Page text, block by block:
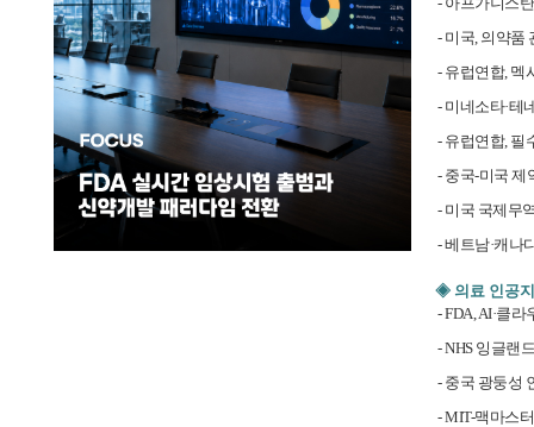
- 미국, 의약품
- 유럽연합, 멕
- 미네소타·테
- 유럽연합, 필
- 중국-미국 제
- 미국 국제무
- 베트남·캐나
◈ 의료 인공
- FDA, AI·클
- NHS 잉글랜
- 중국 광둥성
- MIT-맥마스